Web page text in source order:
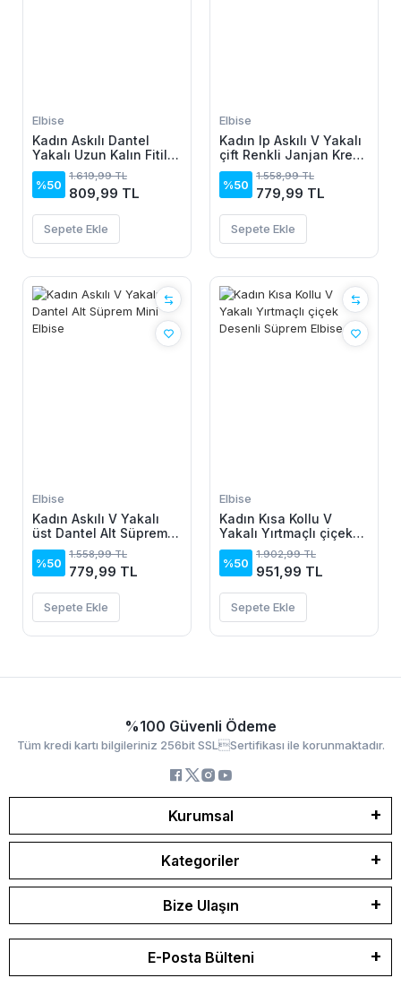
Elbise
Kadın Askılı Dantel
Yakalı Uzun Kalın Fitilli
Kaşkorse Gecelik
%50
1.619,99 TL
809,99 TL
Sepete Ekle
Elbise
Kadın Ip Askılı V Yakalı
çift Renkli Janjan Krep
Elbise
%50
1.558,99 TL
779,99 TL
Sepete Ekle
Elbise
Kadın Askılı V Yakalı
üst Dantel Alt Süprem
Mini Elbise
%50
1.558,99 TL
779,99 TL
Sepete Ekle
Elbise
Kadın Kısa Kollu V
Yakalı Yırtmaçlı çiçek
Desenli Süprem Elbise
%50
1.902,99 TL
951,99 TL
Sepete Ekle
%100 Güvenli Ödeme
Tüm kredi kartı bilgileriniz 256bit SSLSertifikası ile korunmaktadır.
Kurumsal
Kategoriler
Bize Ulaşın
E-Posta Bülteni